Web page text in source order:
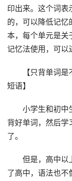
印出来。这个词表
的，可以降低记忆
本，每个单元是关
记忆法使用，可以
【只背单词是不
短语】
小学生和初中生
背好单词，然后学
了。
但是，高中以上
了高中，语法也不